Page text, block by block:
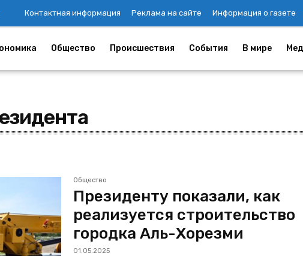
Контактная информация Реклама на сайте Информация о газете
Общество Происшествия События В мире
Общество
Президенту показали, как
реализуется строительство
городка Аль-Хорезми
01.05.2025